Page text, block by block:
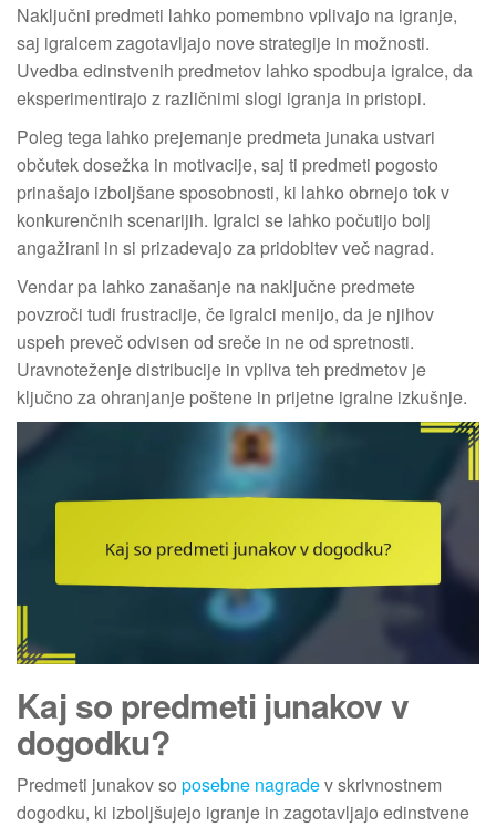
Naključni predmeti lahko pomembno vplivajo na igranje,
saj igralcem zagotavljajo nove strategije in možnosti.
Uvedba edinstvenih predmetov lahko spodbuja igralce, da
eksperimentirajo z različnimi slogi igranja in pristopi.
Poleg tega lahko prejemanje predmeta junaka ustvari
občutek dosežka in motivacije, saj ti predmeti pogosto
prinašajo izboljšane sposobnosti, ki lahko obrnejo tok v
konkurenčnih scenarijih. Igralci se lahko počutijo bolj
angažirani in si prizadevajo za pridobitev več nagrad.
Vendar pa lahko zanašanje na naključne predmete
povzroči tudi frustracije, če igralci menijo, da je njihov
uspeh preveč odvisen od sreče in ne od spretnosti.
Uravnoteženje distribucije in vpliva teh predmetov je
ključno za ohranjanje poštene in prijetne igralne izkušnje.
Kaj so predmeti junakov v
dogodku?
Predmeti junakov so posebne nagradev skrivnostnem
dogodku, ki izboljšujejo igranje in zagotavljajo edinstvene